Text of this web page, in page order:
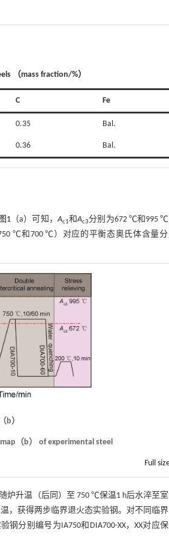
（mass fraction/%）
C Fe
0.35 Bal.
0.36 Bal.
图1（a）可知，Ac1和Ac3分别为672 ℃和995
℃和700 ℃）对应的平衡态奥氏体含量
b）
（b） of experimental steel
Full
炉升温（后同）至 750 ℃保温1 h后水淬至室
，获得两步临界退火态实验钢。对不同临
分别编号为IA750和DIA700-XX，XX对应